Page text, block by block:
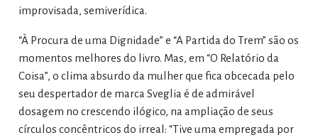
improvisada, semiverídica.
“À Procura de uma Dignidade” e “A Partida do Trem” são os
momentos melhores do livro. Mas, em “O Relatório da
Coisa”, o clima absurdo da mulher que fica obcecada pelo
seu despertador de marca Sveglia é de admirável
dosagem no crescendo ilógico, na ampliação de seus
círculos concêntricos do irreal: “Tive uma empregada por